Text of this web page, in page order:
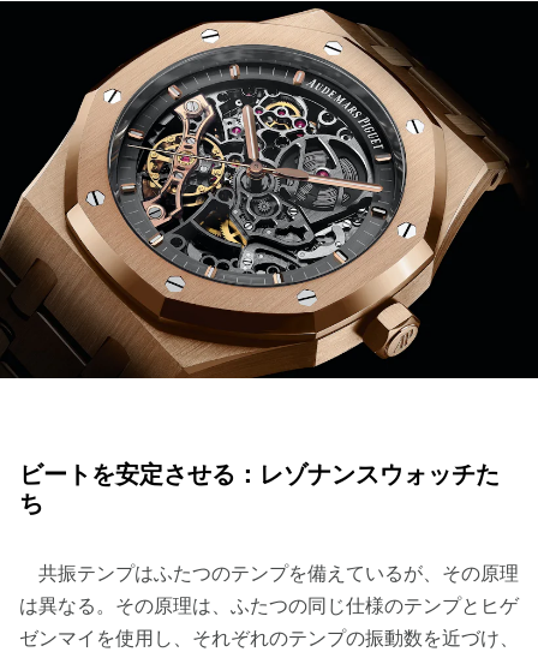
ビートを安定させる：レゾナンスウォッチた
ち
共振テンプはふたつのテンプを備えているが、その原理
は異なる。その原理は、ふたつの同じ仕様のテンプとヒゲ
ゼンマイを使用し、それぞれのテンプの振動数を近づけ、